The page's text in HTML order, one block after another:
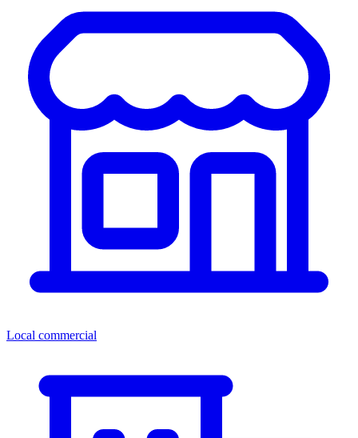
Local commercial